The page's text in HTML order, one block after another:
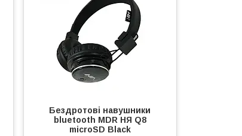
Бездротові навушники
bluetooth MDR НЯ Q8
microSD Black